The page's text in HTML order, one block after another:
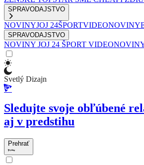
SPRAVODAJSTVO
NOVINYJOJ 24ŠPORTVIDEONOVINY
SPRAVODAJSTVO
NOVINY JOJ 24 ŠPORT
Svetlý Dizajn
Sledujte svoje obľúbené
aj v predstihu
Prehrať